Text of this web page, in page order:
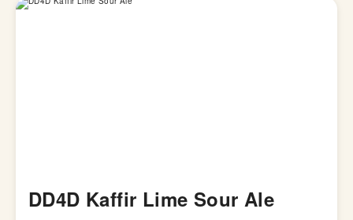
DD4D Kaffir Lime Sour Ale